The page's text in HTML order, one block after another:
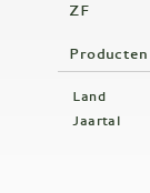
ZF
Land
Jaartal